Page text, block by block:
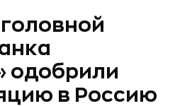
одобрили
в Россию